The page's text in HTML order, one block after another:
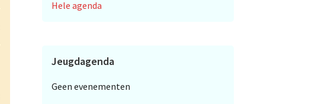
Hele agenda
Jeugdagenda
Geen evenementen